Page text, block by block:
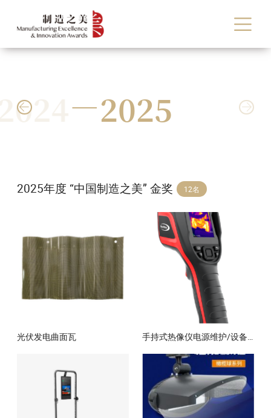
2025
 
2025年度 “中国制造之美” 金奖 12名
光伏发电曲面瓦 手持式热像仪电源维护/设备检查